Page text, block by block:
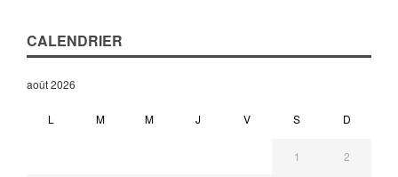
CALENDRIER
août 2026
L M M J V S D
1 2